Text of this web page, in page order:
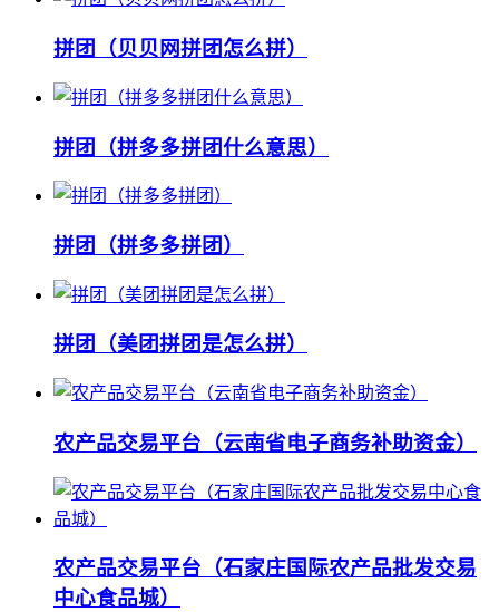
拼团（贝贝网拼团怎么拼）
拼团（拼多多拼团什么意思）
拼团（拼多多拼团）
拼团（美团拼团是怎么拼）
农产品交易平台（云南省电子商务补助资金）
农产品交易平台（石家庄国际农产品批发交易
中心食品城）